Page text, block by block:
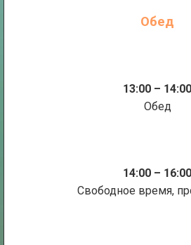
Обед
13:00 – 14:00
Обед
14:00 – 16:00
Свободное время,